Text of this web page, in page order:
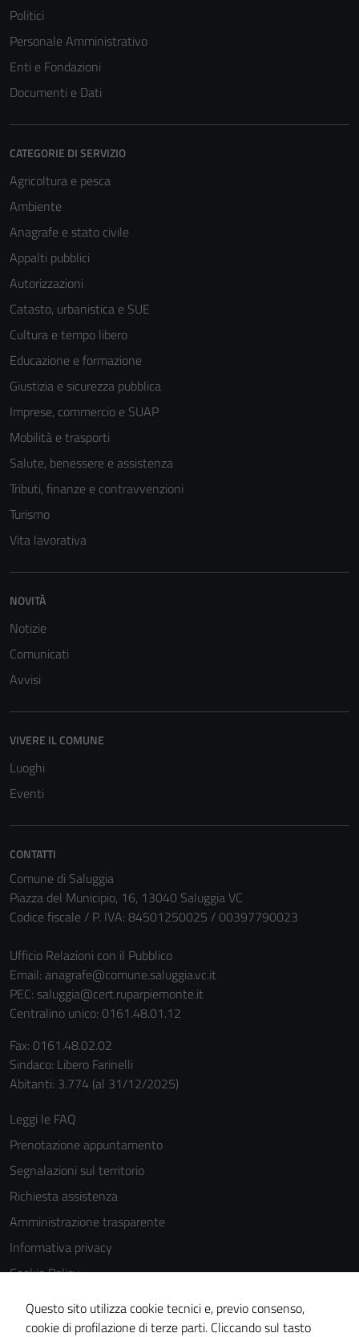
Politici
Personale Amministrativo
Enti e Fondazioni
Documenti e Dati
CATEGORIE DI SERVIZIO
Agricoltura e pesca
Ambiente
Anagrafe e stato civile
Appalti pubblici
Autorizzazioni
Catasto, urbanistica e SUE
Cultura e tempo libero
Educazione e formazione
Giustizia e sicurezza pubblica
Imprese, commercio e SUAP
Mobilità e trasporti
Salute, benessere e assistenza
Tributi, finanze e contravvenzioni
Turismo
Vita lavorativa
NOVITÀ
Notizie
Comunicati
Avvisi
VIVERE IL COMUNE
Luoghi
Eventi
CONTATTI
Comune di Saluggia
Piazza del Municipio, 16, 13040 Saluggia VC
Codice fiscale / P. IVA: 84501250025 / 00397790023
Ufficio Relazioni con il Pubblico
Email: anagrafe@comune.saluggia.vc.it
PEC: saluggia@cert.ruparpiemonte.it
Centralino unico: 0161.48.01.12
Fax: 0161.48.02.02
Sindaco: Libero Farinelli
Abitanti: 3.774 (al 31/12/2025)
Leggi le FAQ
Prenotazione appuntamento
Segnalazioni sul territorio
Richiesta assistenza
Amministrazione trasparente
Informativa privacy
Cookie Policy
Note legali
Dichiarazione di accessibilità
Questo sito utilizza cookie tecnici e, previo consenso,
cookie di profilazione di terze parti. Cliccando sul tasto